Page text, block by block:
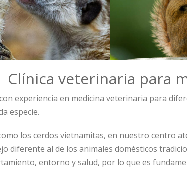
Clínica veterinaria para
experiencia en medicina veterinaria para
especie.
los cerdos vietnamitas, en nuestro centro
diferente al de los animales domésticos
entorno y salud, por lo que es